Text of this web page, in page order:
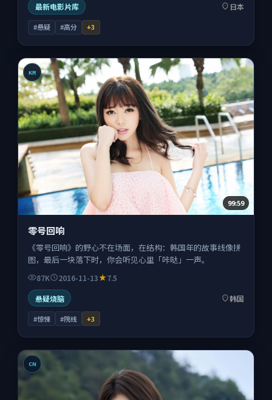
最新电影片库
日本
#悬疑 #高分 +3
KR
99:59
零号回响
《零号回响》的野心不在场面，在结构：韩国年的故事线像拼
图，最后一块落下时，你会听见心里「咔哒」一声。
87K 2016-11-13
7.5
悬疑烧脑
韩国
#惊悚 #院线 +3
CN